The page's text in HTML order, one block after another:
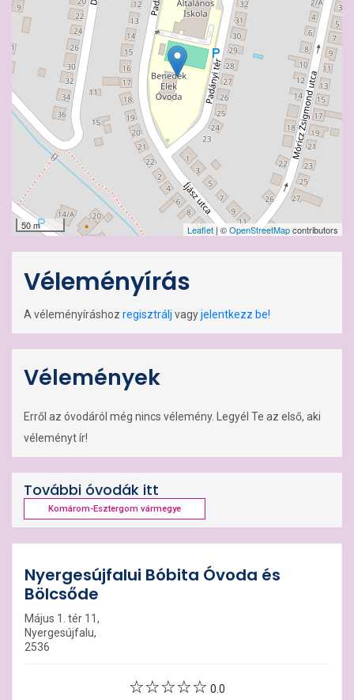
50 m Leaflet | ©OpenStreetMapcontributors
Véleményírás
A véleményíráshoz regisztrálj vagyjelentkezz be!
Vélemények
Erről az óvodáról még nincs vélemény. Legyél Te az első, aki
véleményt ír!
További óvodák itt
Komárom-Esztergom vármegye
Nyergesújfalui Bóbita Óvoda és
Bölcsőde
Május 1. tér 11,
Nyergesújfalu,
2536
0.0